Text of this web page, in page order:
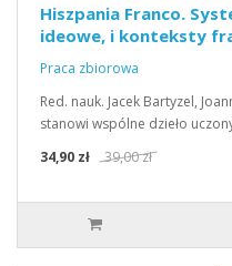
Hiszpania Franco.
ideowe, i konteksty
Praca zbiorowa
Red. nauk. Jacek Bartyzel,
stanowi wspólne dzieło
34,90 zł
39,00 zł